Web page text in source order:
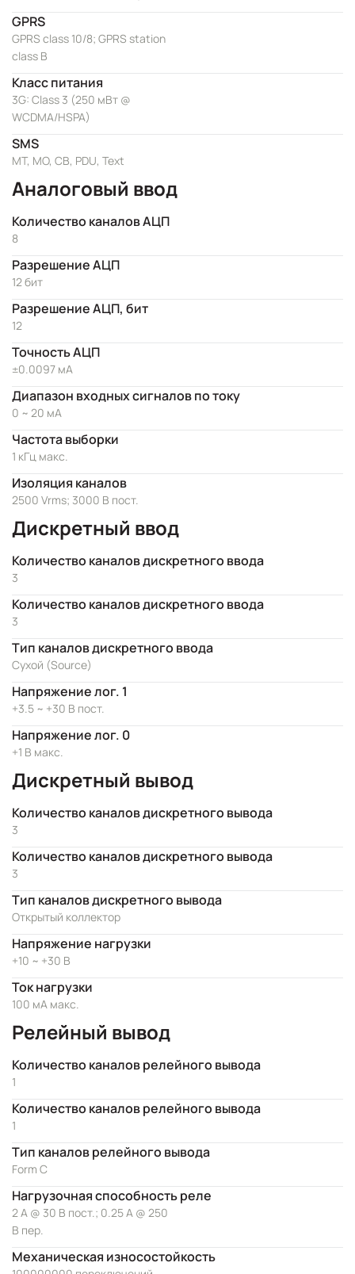
GPRS
GPRS class 10/8; GPRS station
class B
Класс питания
3G: Class 3 (250 мВт @
WCDMA/HSPA)
SMS
MT, MO, CB, PDU, Text
Аналоговый ввод
Количество каналов АЦП
8
Разрешение АЦП
12 бит
Разрешение АЦП, бит
12
Точность АЦП
±0.0097 мА
Диапазон входных сигналов по току
0 ~ 20 мА
Частота выборки
1 кГц макс.
Изоляция каналов
2500 Vrms; 3000 В пост.
Дискретный ввод
Количество каналов дискретного ввода
3
Количество каналов дискретного ввода
3
Тип каналов дискретного ввода
Сухой (Source)
Напряжение лог. 1
+3.5 ~ +30 В пост.
Напряжение лог. 0
+1 В макс.
Дискретный вывод
Количество каналов дискретного вывода
3
Количество каналов дискретного вывода
3
Тип каналов дискретного вывода
Открытый коллектор
Напряжение нагрузки
+10 ~ +30 В
Ток нагрузки
100 мА макс.
Релейный вывод
Количество каналов релейного вывода
1
Количество каналов релейного вывода
1
Тип каналов релейного вывода
Form C
Нагрузочная способность реле
2 А @ 30 В пост.; 0.25 А @ 250
В пер.
Механическая износостойкость